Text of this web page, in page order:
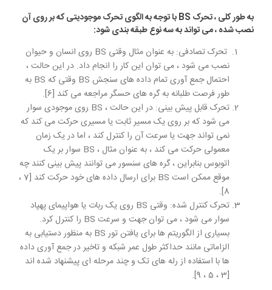
به طور کلی ، تحرک BS با توجه به الگوی تحرک موجودیتی که بر روی آن
نصب شده ، می تواند به سه نوع طبقه بندی شود:
تحرک تصادفی: به عنوان مثال وقتی BS روی انسان و حیوان
نصب می شود ، می توان این کار را انجام داد. در این حالت ،
احتمال جمع آوری تمام داده های سنجش BS وقتی که BS به
طور فرصت طلبانه به گره های حسگر مراجعه می کند [6].
تحرک قابل پیش بینی: در این حالت ، BS روی موجودی سوار
می شود که بر روی یک مسیر ثابت یا مسیری حرکت می کند که
نمی تواند جهت یا سرعت آن را کنترل کند ، اما در یک زمان
معمولی حرکت می کند ، به عنوان مثال ، BS سوار بر یک
اتوبوس بنابراین ، گره های سنسور می توانند پیش بینی کنند چه
موقع ممکن است BS برای ارسال داده های خود حرکت کند [7 ،
8].
تحرک کنترل شده: وقتی BS روی یک ربات یا هواپیمای پهپاد
سوار می شود ، می توان جهت و سرعت BS را کنترل کرد.
بسیاری از الگوریتم ها برای یافتن تور BS به منظور دستیابی به
الزاماتی مانند حداکثر طول عمر شبکه و تاخیر در جمع آوری داده
ها با استفاده از رله های تک و چند مرحله ای پیشنهاد شده اند
[3 ، 5 ، 9].